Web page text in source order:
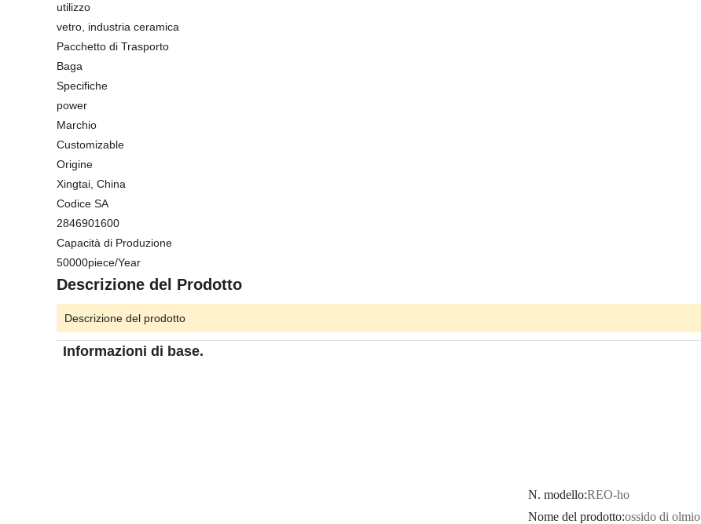
utilizzo
vetro, industria ceramica
Pacchetto di Trasporto
Baga
Specifiche
power
Marchio
Customizable
Origine
Xingtai, China
Codice SA
2846901600
Capacità di Produzione
50000piece/Year
Descrizione del Prodotto
Descrizione del prodotto
Informazioni di base.
N. modello:REO-ho
Nome del prodotto:ossido di olmio